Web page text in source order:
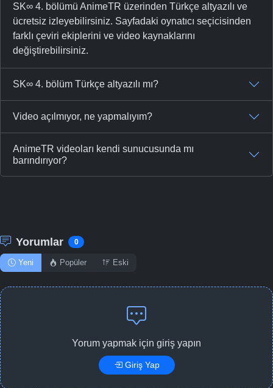
SK∞ 4. bölümü AnimeTR üzerinden Türkçe altyazılı ve
ücretsiz izleyebilirsiniz. Sayfadaki oynatıcı seçicisinden
farklı çeviri ekiplerini ve video kaynaklarını
değiştirebilirsiniz.
SK∞ 4. bölüm Türkçe altyazılı mı?
Video açılmıyor, ne yapmalıyım?
AnimeTR videoları kendi sunucusunda mı
barındırıyor?
Yorumlar 0
Yeni Popüler Eski
Yorum yapmak için giriş yapın
Giriş Yap